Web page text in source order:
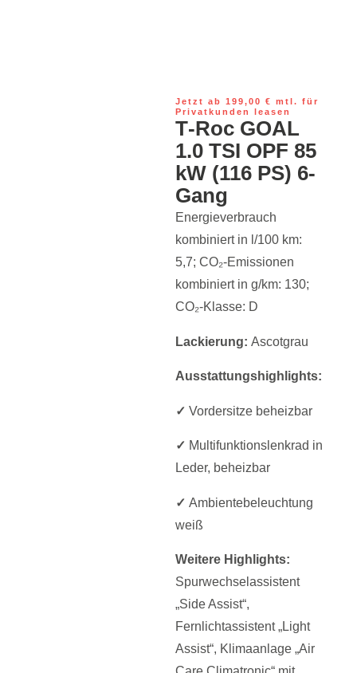
Jetzt ab 199,00 € mtl. für
Privatkunden leasen
T‑Roc GOAL
1.0 TSI OPF 85
kW (116 PS) 6-
Gang
Energieverbrauch
kombiniert in l/100 km:
5,7; CO₂-Emissionen
kombiniert in g/km: 130;
CO₂-Klasse: D
Lackierung: Ascotgrau
Ausstattungshighlights:
✓ Vordersitze beheizbar
✓ Multifunktionslenkrad in
Leder, beheizbar
✓ Ambientebeleuchtung
weiß
Weitere Highlights:
Spurwechselassistent
„Side Assist“,
Fernlichtassistent „Light
Assist“, Klimaanlage „Air